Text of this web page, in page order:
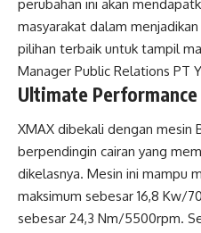
perubahan ini akan
masyarakat dalam
pilihan terbaik untuk tampil
Manager Public Relations PT
Ultimate Performance
XMAX dibekali dengan mesin
berpendingin cairan yang
dikelasnya. Mesin ini mampu
maksimum sebesar 16,8 Kw/
sebesar 24,3 Nm/5500rpm.